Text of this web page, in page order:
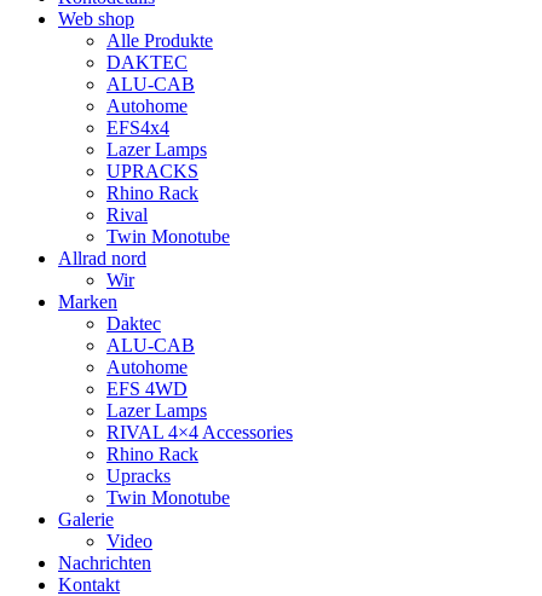
Web shop
Alle Produkte
DAKTEC
ALU-CAB
Autohome
EFS4x4
Lazer Lamps
UPRACKS
Rhino Rack
Rival
Twin Monotube
Allrad nord
Wir
Marken
Daktec
ALU-CAB
Autohome
EFS 4WD
Lazer Lamps
RIVAL 4×4 Accessories
Rhino Rack
Upracks
Twin Monotube
Galerie
Video
Nachrichten
Kontakt